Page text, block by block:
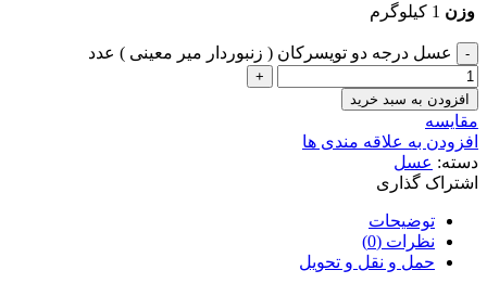
وزن 1 کیلوگرم
عسل درجه دو تویسرکان ( زنبوردار میر معینی ) عدد
افزودن به سبد خرید
مقایسه
افزودن به علاقه مندی ها
دسته: عسل
اشتراک گذاری
توضیحات
نظرات (0)
حمل و نقل و تحویل